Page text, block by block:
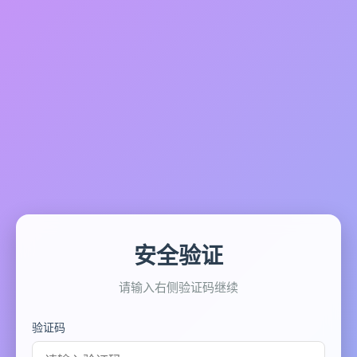
安全验证
请输入右侧验证码继续
验证码